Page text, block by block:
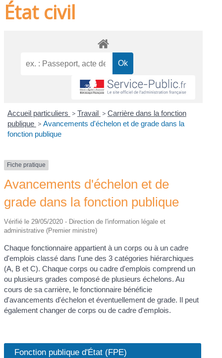
État civil
Accueil particuliers > Travail > Carrière dans la fonction
publique > Avancements d'échelon et de grade dans la
fonction publique
Fiche pratique
Avancements d'échelon et de
grade dans la fonction publique
Vérifié le 29/05/2020 - Direction de l'information légale et
administrative (Premier ministre)
Chaque fonctionnaire appartient à un corps ou à un cadre
d'emplois classé dans l'une des 3 catégories hiérarchiques
(A, B et C). Chaque corps ou cadre d'emplois comprend un
ou plusieurs grades composé de plusieurs échelons. Au
cours de sa carrière, le fonctionnaire bénéficie
d'avancements d'échelon et éventuellement de grade. Il peut
également changer de corps ou de cadre d'emplois.
Fonction publique d'État (FPE)